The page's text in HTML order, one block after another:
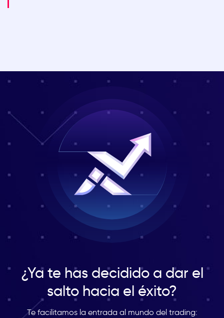
¿Ya te has decidido a dar el
salto hacia el éxito?
Te facilitamos la entrada al mundo del trading: